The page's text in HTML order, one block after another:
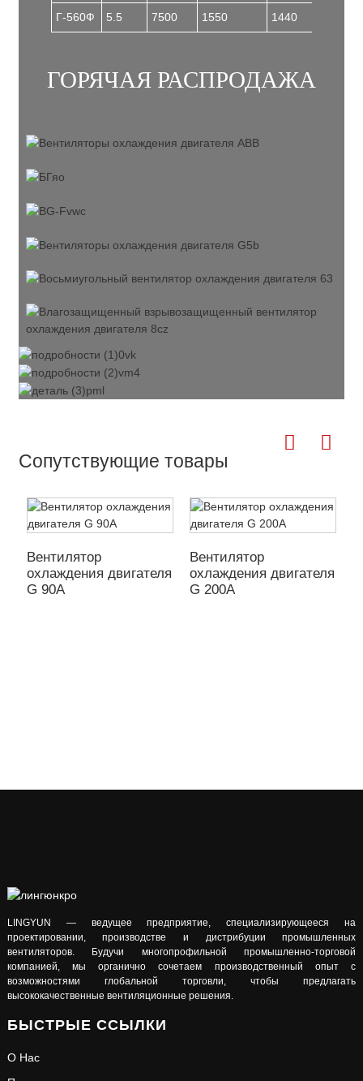
Г-560Ф 5.5 7500 1550 1440
ГОРЯЧАЯ РАСПРОДАЖА
Сопутствующие товары
Вентилятор
охлаждения двигателя
G 90А
Вентилятор
охлаждения двигателя
G 200А
LINGYUN — ведущее предприятие, специализирующееся на
проектировании, производстве и дистрибуции промышленных
вентиляторов. Будучи многопрофильной промышленно-торговой
компанией, мы органично сочетаем производственный опыт с
возможностями глобальной торговли, чтобы предлагать
высококачественные вентиляционные решения.
БЫСТРЫЕ ССЫЛКИ
О Нас